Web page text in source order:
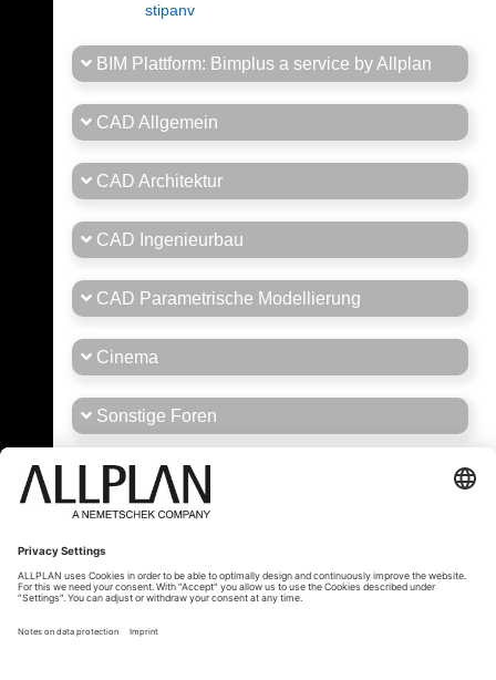
stipanv
BIM Plattform: Bimplus a service by Allplan
CAD Allgemein
CAD Architektur
CAD Ingenieurbau
CAD Parametrische Modellierung
Cinema
Sonstige Foren
Stellenmarkt